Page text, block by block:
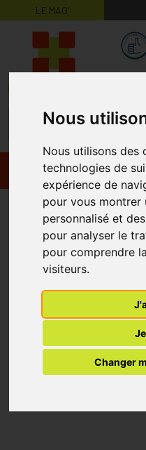
Nous
Nous utilisons des
technologies de
expérience de
pour vous montrer
personnalisé et
pour analyser le
pour comprendre
visiteurs.
Changer
LE MAG’
Promos
Site